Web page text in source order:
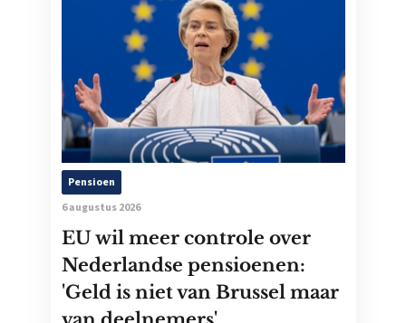
Pensioen
6 augustus 2026
EU wil meer controle over
Nederlandse pensioenen:
'Geld is niet van Brussel maar